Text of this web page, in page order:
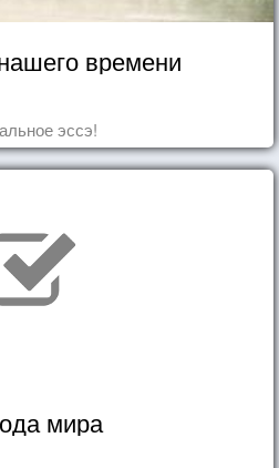
времени
эссэ!
мира